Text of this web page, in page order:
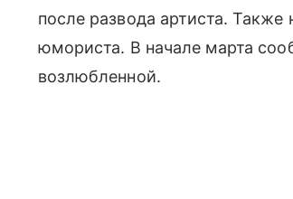
после развода артиста. Также
юмориста. В начале марта
возлюбленной.